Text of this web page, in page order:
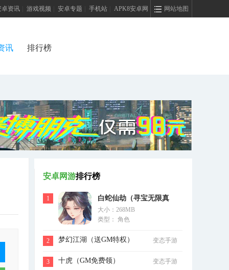
网站地图
卓资讯 游戏视频 安卓专题 手机站 APK8安卓网
讯 排行榜
安卓网游排行榜
1
白蛇仙劫（寻宝无限真
充）
大小：268MB
类型： 角色
2 梦幻江湖（送GM特权） 变态手游
3 十虎（GM免费领） 变态手游